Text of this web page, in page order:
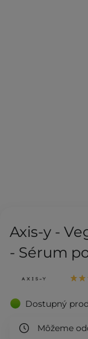
Axis-y -
- Sérum
Dostupný
Môžeme